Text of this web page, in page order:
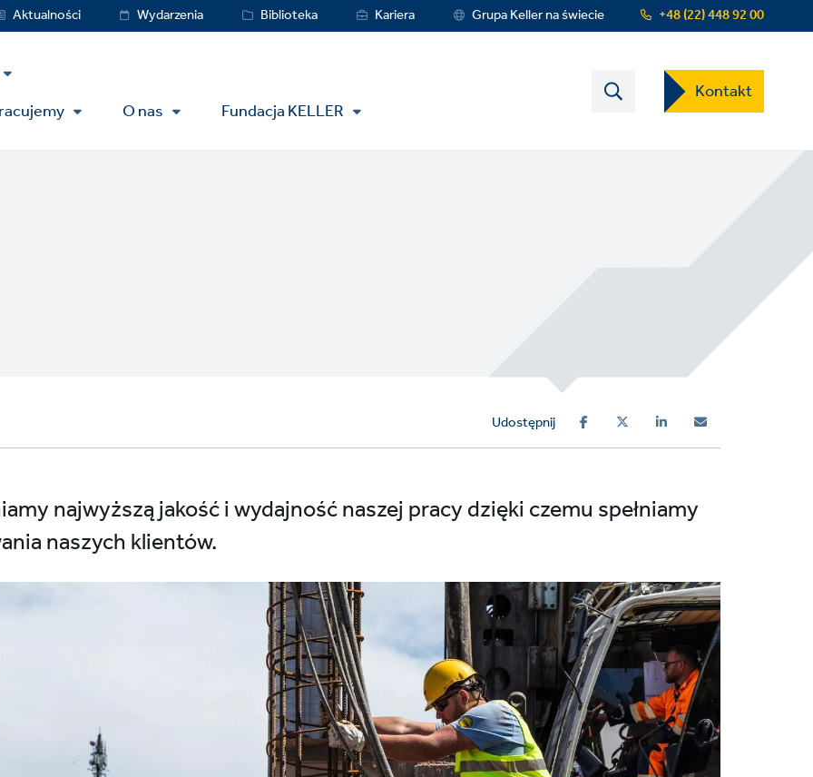
+48 (22) 448 92 00
Aktualności Wydarzenia Biblioteka Kariera Grupa Keller na świecie
O nas Fundacja KELLER
Contact
US
Dropdown
Kontakt
Udostępnij
najwyższą jakość i wydajność naszej pracy dzięki czemu spełniamy
naszych klientów.